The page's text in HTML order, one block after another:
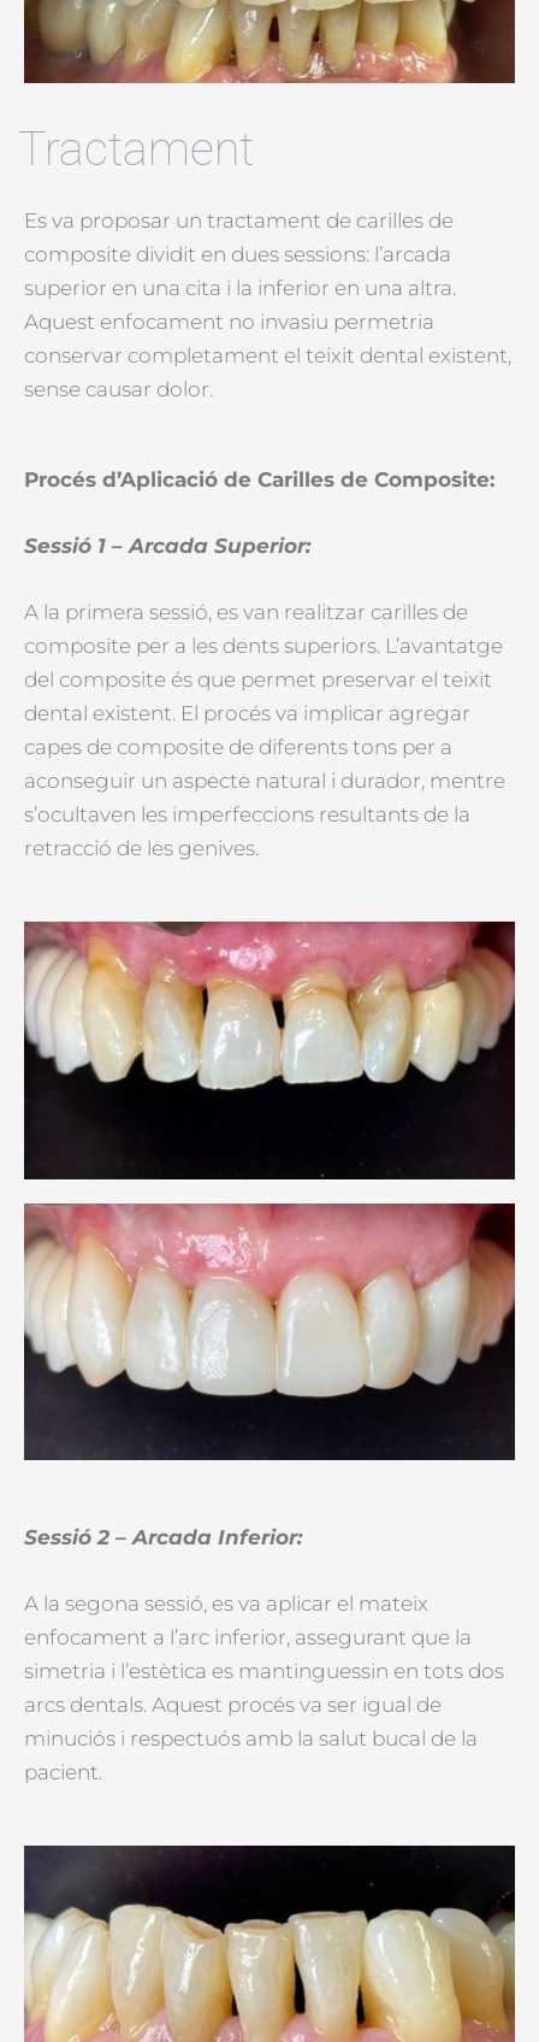
Tractament
Es va proposar un tractament de carilles de
composite dividit en dues sessions: l’arcada
superior en una cita i la inferior en una altra.
Aquest enfocament no invasiu permetria
conservar completament el teixit dental existent,
sense causar dolor.
Procés d’Aplicació de Carilles de Composite:
Sessió 1 – Arcada Superior:
A la primera sessió, es van realitzar carilles de
composite per a les dents superiors. L’avantatge
del composite és que permet preservar el teixit
dental existent. El procés va implicar agregar
capes de composite de diferents tons per a
aconseguir un aspecte natural i durador, mentre
s’ocultaven les imperfeccions resultants de la
retracció de les genives.
Sessió 2 – Arcada Inferior:
A la segona sessió, es va aplicar el mateix
enfocament a l’arc inferior, assegurant que la
simetria i l’estètica es mantinguessin en tots dos
arcs dentals. Aquest procés va ser igual de
minuciós i respectuós amb la salut bucal de la
pacient.